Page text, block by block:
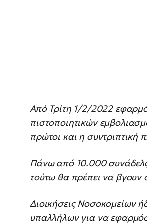
Από Τρίτη 1/2/2022
πιστοποιητικών
πρώτοι και η συντριπτική
Πάνω από 10.000
τούτω θα πρέπει να
Διοικήσεις Νοσοκομείων
υπαλλήλων για να